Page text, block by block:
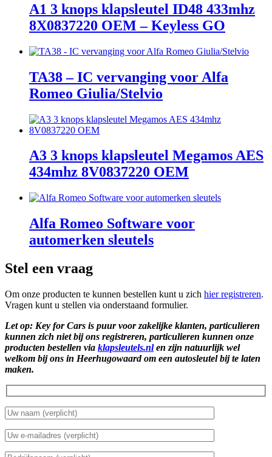
A1 3 knops klapsleutel ID48 433mhz
8X0837220 OEM – Keyless GO
TA38 – IC vervanging voor Alfa
Romeo Giulia/Stelvio
A3 3 knops klapsleutel Megamos AES
434mhz 8V0837220 OEM
Alfa Romeo Software voor
automerken sleutels
Stel een vraag
Om onze producten te kunnen bestellen kunt u zich hier registreren.
Vragen kunt u stellen via onderstaand formulier.
Let op: Key for Cars is puur voor zakelijke klanten, particulieren
kunnen zich niet bij ons registreren, particulieren kunnen onze
producten bestellen via klapsleutels.nlen zijn natuurlijk wel
welkom bij ons in Heerhugowaard om een autosleutel bij te laten
maken.